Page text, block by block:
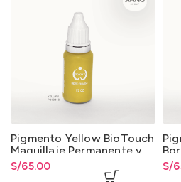
Pigmento Yellow BioTouch
Maquillaje Permanente y
Microblading
S/65.00 S/